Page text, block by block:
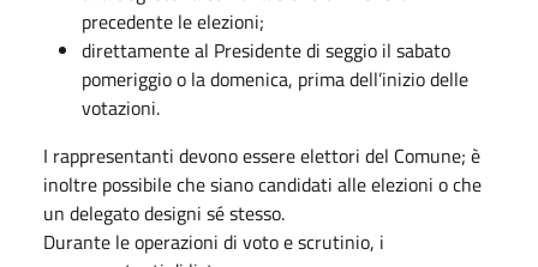
precedente le elezioni;
direttamente al Presidente di seggio il sabato
pomeriggio o la domenica, prima dell’inizio delle
votazioni.
I rappresentanti devono essere elettori del Comune; è
inoltre possibile che siano candidati alle elezioni o che
un delegato designi sé stesso.
Durante le operazioni di voto e scrutinio, i